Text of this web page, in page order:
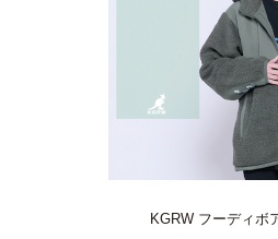
KGRW フーディボ